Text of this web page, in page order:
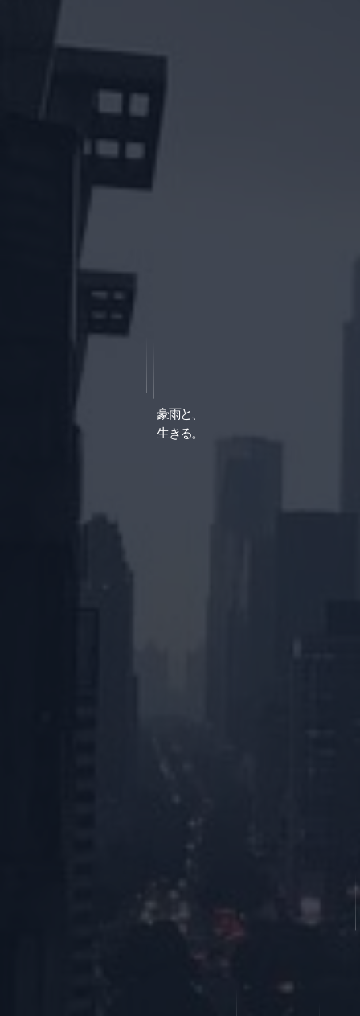
豪雨と
生きる。